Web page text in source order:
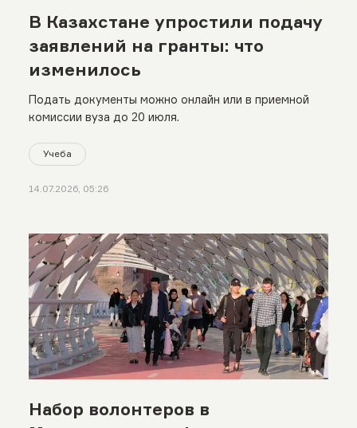
В Казахстане упростили подачу
заявлений на гранты: что
изменилось
Подать документы можно онлайн или в приемной
комиссии вуза до 20 июля.
Учеба
14.07.2026, 05:26
Набор волонтеров в